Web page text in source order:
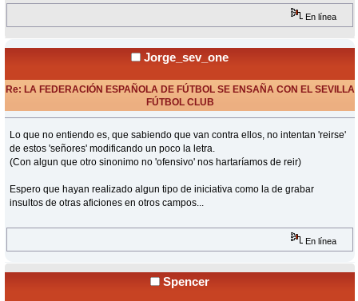
En línea
Jorge_sev_one
Re: LA FEDERACIÓN ESPAÑOLA DE FÚTBOL SE ENSAÑA CON EL SEVILLA
FÚTBOL CLUB
Lo que no entiendo es, que sabiendo que van contra ellos, no intentan 'reirse'
de estos 'señores' modificando un poco la letra.
(Con algun que otro sinonimo no 'ofensivo' nos hartaríamos de reir)
Espero que hayan realizado algun tipo de iniciativa como la de grabar
insultos de otras aficiones en otros campos...
En línea
Spencer